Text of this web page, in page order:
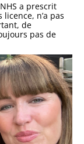
a prescrit
n’a pas
de
pas de